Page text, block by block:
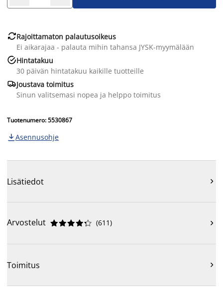
Rajoittamaton palautusoikeus
Ei aikarajaa - palauta mihin tahansa JYSK-myymälään
Hintatakuu
30 päivän hintatakuu kaikille tuotteille
Joustava toimitus
Sinun valitsemasi nopea ja helppo toimitus
Tuotenumero: 5530867
 Asennusohje
Lisätiedot 
Arvostelut 




 (611) 
Toimitus 